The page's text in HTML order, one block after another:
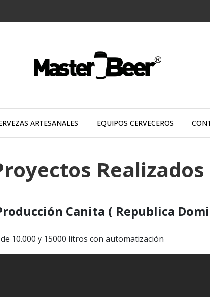
ARTESANALES EQUIPOS CERVECEROS
Realizados
Canita ( Republica
10.000 y 15000 litros con automatización